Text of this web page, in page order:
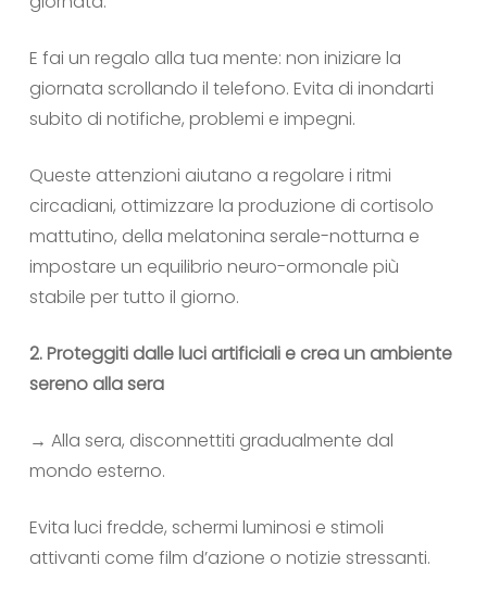
E fai un regalo alla tua mente: non iniziare la
giornata scrollando il telefono. Evita di inondarti
subito di notifiche, problemi e impegni.
Queste attenzioni aiutano a regolare i ritmi
circadiani, ottimizzare la produzione di cortisolo
mattutino, della melatonina serale-notturna e
impostare un equilibrio neuro-ormonale più
stabile per tutto il giorno.
2. Proteggiti dalle luci artificiali e crea un ambiente
sereno alla sera
→ Alla sera, disconnettiti gradualmente dal
mondo esterno.
Evita luci fredde, schermi luminosi e stimoli
attivanti come film d’azione o notizie stressanti.